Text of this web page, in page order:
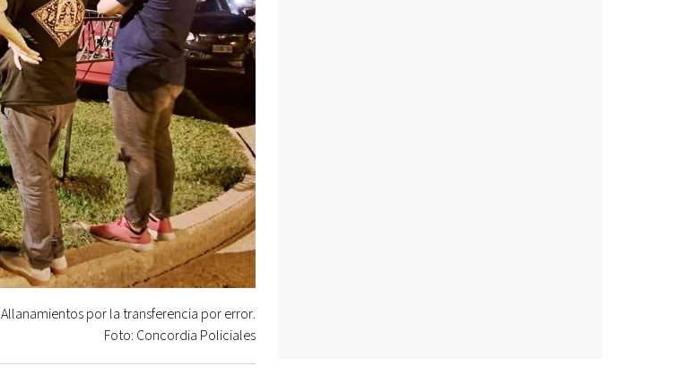
Allanamientos por la transferencia por error.
Foto: Concordia Policiales